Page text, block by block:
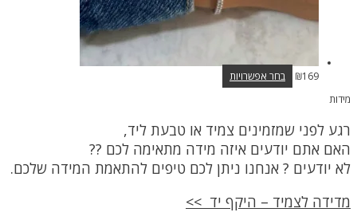
₪169 בחר אפשרויות
זה
סוגים.
ניתן
לבחור
את
בעמוד
המוצר
מידות
רגע לפני שמזמינים צמיד או טבעת ליד,
האם אתם יודעים איזה מידה מתאימה לכם ??
לא יודעים ? אנחנו ניתן לכם טיפים להתאמת המידה שלכם.
מדידה לצמיד – היקף יד >>